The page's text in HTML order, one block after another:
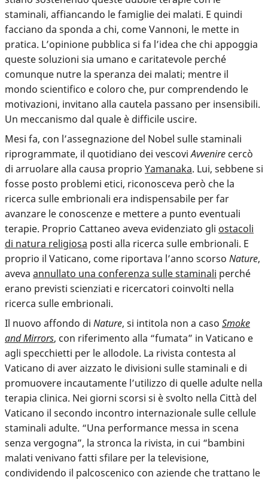
staminali, affiancando le famiglie dei malati. E quindi
facciano da sponda a chi, come Vannoni, le mette in
pratica. L’opinione pubblica si fa l’idea che chi appoggia
queste soluzioni sia umano e caritatevole perché
comunque nutre la speranza dei malati; mentre il
mondo scientifico e coloro che, pur comprendendo le
motivazioni, invitano alla cautela passano per insensibili.
Un meccanismo dal quale è difficile uscire.
Mesi fa, con l’assegnazione del Nobel sulle staminali
riprogrammate, il quotidiano dei vescoviAvvenire cercò
di arruolare alla causa proprio Yamanaka. Lui, sebbene si
fosse posto problemi etici, riconosceva però che la
ricerca sulle embrionali era indispensabile per far
avanzare le conoscenze e mettere a punto eventuali
terapie. Proprio Cattaneo aveva evidenziato gli ostacoli
di natura religiosa posti alla ricerca sulle embrionali. E
proprio il Vaticano, come riportava l’anno scorso Nature,
aveva annullato una conferenza sulle staminali perché
erano previsti scienziati e ricercatori coinvolti nella
ricerca sulle embrionali.
Il nuovo affondo di Nature, si intitola non a caso Smoke
and Mirrors, con riferimento alla “fumata” in Vaticano e
agli specchietti per le allodole. La rivista contesta al
Vaticano di aver aizzato le divisioni sulle staminali e di
promuovere incautamente l’utilizzo di quelle adulte nella
terapia clinica. Nei giorni scorsi si è svolto nella Città del
Vaticano il secondo incontro internazionale sulle cellule
staminali adulte. “Una performance messa in scena
senza vergogna”, la stronca la rivista, in cui “bambini
malati venivano fatti sfilare per la televisione,
condividendo il palcoscenico con aziende che trattano le